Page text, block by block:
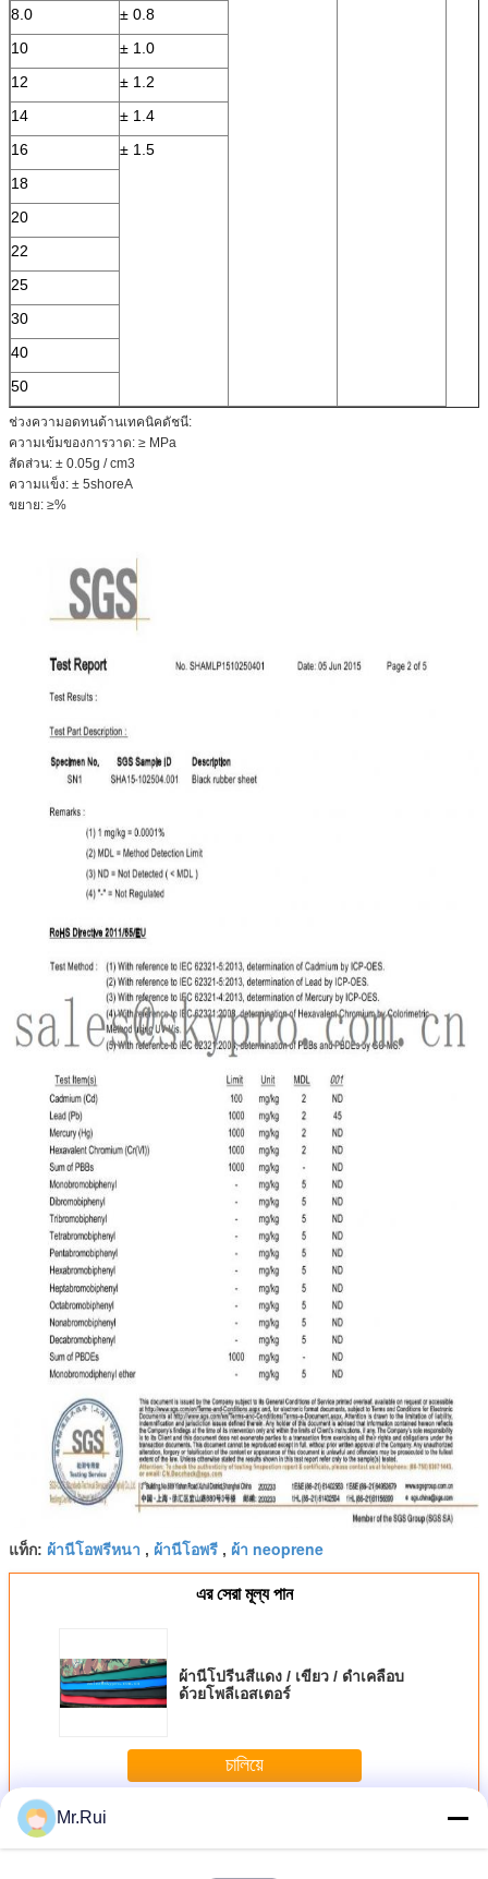
8.0
± 0.8
10
± 1.0
12
± 1.2
14
± 1.4
16
± 1.5
18
20
22
25
30
40
50
ช่วงความอดทนด้านเทคนิคดัชนี:
ความเข้มของการวาด: ≥ MPa
สัดส่วน: ± 0.05g / cm3
ความแข็ง: ± 5shoreA
ขยาย: ≥%
แท็ก: ผ้านีโอพรีหนา , ผ้านีโอพรี , ผ้า neoprene
এর সেরা মূল্য পান
ผ้านีโปรีนสีแดง / เขียว / ดำเคลือบ
ด้วยโพลีเอสเตอร์
চালিয়ে
มากกว่าม้วนผ้า Neoprene
Mr.Rui